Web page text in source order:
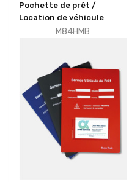
Pochette de prêt /
Location de véhicule
M84HMB